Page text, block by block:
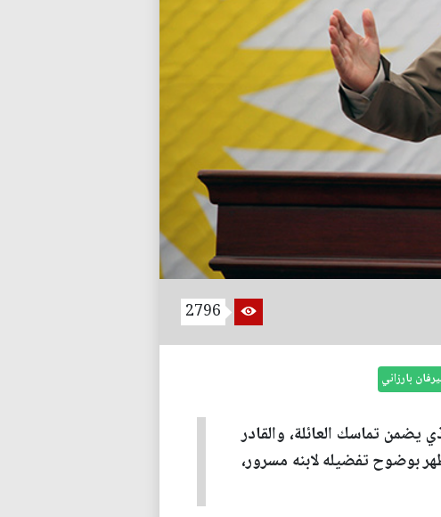
2796
بارزاني
يضمن تماسك العائلة، والقادر
بوضوح تفضيله لابنه مسرور،